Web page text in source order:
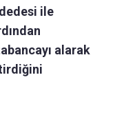
dedesi ile
alarak